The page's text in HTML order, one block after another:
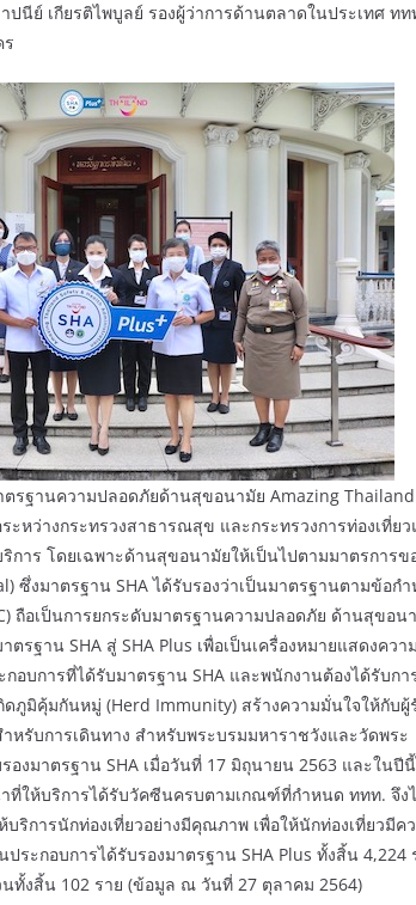
นีย์ เกียรติไพบูลย์ รองผู้ว่าการด้านตลาดในประเทศ ท
ตรฐานความปลอดภัยด้านสุขอนามัย Amazing
หว่างกระทรวงสาธารณสุข และกระทรวงการท่องเที่ย
าร โดยเฉพาะด้านสุขอนามัยให้เป็นไปตามมาตรการ
ซึ่งมาตรฐาน SHA ได้รับรองว่าเป็นมาตรฐานตามข้อก
ถือเป็นการยกระดับมาตรฐานความปลอดภัย ด้านสุขอน
ฐาน SHA สู่ SHA Plus เพื่อเป็นเครื่องหมายแสดงควา
อบการที่ได้รับมาตรฐาน SHA และพนักงานต้องได้รับก
ดภูมิคุ้มกันหมู่ (Herd Immunity) สร้างความมั่นใจให้กับผู้
รับการเดินทาง สำหรับพระบรมมหาราชวังและวัดพระ
งมาตรฐาน SHA เมื่อวันที่ 17 มิถุนายน 2563 และในปี
ที่ให้บริการได้รับวัคซีนครบตามเกณฑ์ที่กำหนด ททท. จึ
ริการนักท่องเที่ยวอย่างมีคุณภาพ เพื่อให้นักท่องเที่ยวมีค
ะกอบการได้รับรองมาตรฐาน SHA Plus ทั้งสิ้น 4,224
ทั้งสิ้น 102 ราย (ข้อมูล ณ วันที่ 27 ตุลาคม 2564)